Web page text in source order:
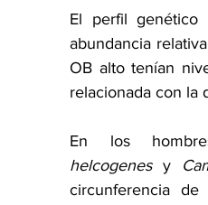
El perfil genético
abundancia
OB alto tenían
relacionada con la
En los
helcogenes y
circunferencia